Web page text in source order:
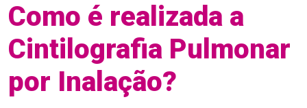
Como é realizada a
Cintilografia Pulmonar
por Inalação?